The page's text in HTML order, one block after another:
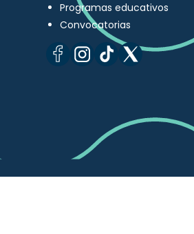
Programas educativos
Convocatorias